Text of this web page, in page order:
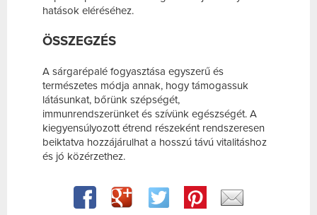
hatások eléréséhez.
ÖSSZEGZÉS
A sárgarépalé fogyasztása egyszerű és
természetes módja annak, hogy támogassuk
látásunkat, bőrünk szépségét,
immunrendszerünket és szívünk egészségét. A
kiegyensúlyozott étrend részeként rendszeresen
beiktatva hozzájárulhat a hosszú távú vitalitáshoz
és jó közérzethez.